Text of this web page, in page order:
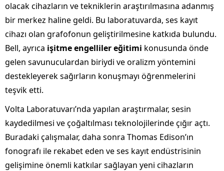
olacak cihazların ve tekniklerin araştırılmasına adanmış
bir merkez haline geldi. Bu laboratuvarda, ses kayıt
cihazı olan grafofonun geliştirilmesine katkıda bulundu.
Bell, ayrıca işitme engelliler eğitimi konusunda önde
gelen savunuculardan biriydi ve oralizm yöntemini
destekleyerek sağırların konuşmayı öğrenmelerini
teşvik etti.
Volta Laboratuvarı’nda yapılan araştırmalar, sesin
kaydedilmesi ve çoğaltılması teknolojilerinde çığır açtı.
Buradaki çalışmalar, daha sonra Thomas Edison’ın
fonografı ile rekabet eden ve ses kayıt endüstrisinin
gelişimine önemli katkılar sağlayan yeni cihazların